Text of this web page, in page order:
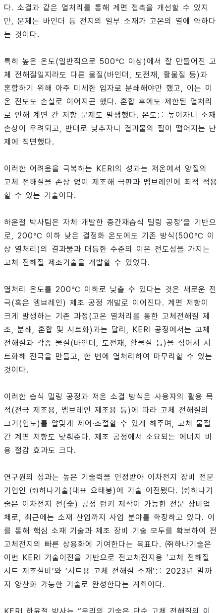
다. 소결과 같은 열처리를 통해 계면 접촉을 개선할 수 있지
만, 문제는 바인더 등 전지의 일부 소재가 고온의 열에 약하다
는 것이다.
특히 높은 온도(일반적으로 500℃ 이상)에서 잘 만들어진 고
체 전해질일지라도 다른 물질(바인더, 도전재, 활물질 등)과
혼합하기 위해 아주 미세한 입자로 분쇄해야만 했고, 이는 이
온 전도도 손실로 이어지곤 했다. 혼합 후에도 제한된 열처리
로 인해 계면 간 저항 문제도 발생했다. 온도를 높이자니 소재
손상이 우려되고, 반대로 낮추자니 결과물의 질이 떨어지는 난
제에 직면했다.
이러한 어려움을 극복하는 KERI의 성과는 저온에서 양질의
고체 전해질을 손상 없이 제조해 극판과 멤브레인에 최적 적용
할 수 있는 기술이다.
하윤철 박사팀은 자체 개발한 중간재습식 밀링 공정’을 기반으
로, 200℃ 이하 낮은 결정화 온도에도 기존 방식(500℃ 이
상 열처리)의 결과물과 대등한 수준의 이온 전도성을 가지는
고체 전해질 제조기술을 개발할 수 있었다.
열처리 온도를 200℃ 이하로 낮출 수 있다는 것은 새로운 전
극(혹은 멤브레인) 제조 공정 개발로 이어진다. 계면 저항이
크게 발생하는 기존 과정(고온 열처리를 통한 고체전해질 제
조, 분쇄, 혼합 및 시트화)과는 달리, KERI 공정에서는 고체
전해질과 각종 물질(바인더, 도전재, 활물질 등)을 섞어서 시
트화해 전극을 만들고, 한 번에 열처리하여 마무리할 수 있는
것이다.
이러한 습식 밀링 공정과 저온 소결 방식은 사용자의 활용 목
적(전극 제조용, 멤브레인 제조용 등)에 따라 고체 전해질의
크기(입도)를 알맞게 제어·조절할 수 있게 해주며, 고체 물질
간 계면 저항도 낮춰준다. 제조 공정에서 소요되는 에너지 비
용 절감 효과도 크다.
연구원의 성과는 높은 기술력을 인정받아 이차전지 장비 전문
기업인 ㈜하나기술(대표 오태봉)에 기술 이전됐다. ㈜하나기
술은 이차전지 전(全) 공정 턴키 제작이 가능한 전문 장비업
체로, 최근에는 소재 산업까지 사업 분야를 확장하고 있다. 이
를 통해 핵심 소재 기술과 제조 장비 기술 모두를 확보하여 전
고체전지의 빠른 상용화에 기여한다는 목표다. ㈜하나기술은
이번 KERI 기술이전을 기반으로 전고체전지용 ‘고체 전해질
시트 제조설비’와 ‘시트용 고체 전해질 소재’를 2023년 말까
지 양산화 가능한 기술로 완성한다는 계획이다.